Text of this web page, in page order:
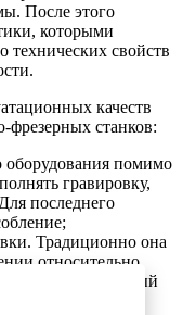
После этого
которыми
технических свойств
качеств
станков:
помимо
гравировку,
последнего
Традиционно она
относительно
которых монтажный
Их основная